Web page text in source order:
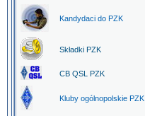
Kandydaci do PZK
Składki PZK
CB QSL PZK
Kluby ogólnopolskie PZK